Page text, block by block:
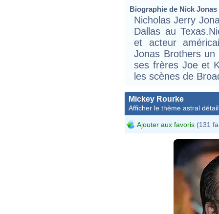
Biographie de Nick
Nicholas Jerry
Dallas au
et acteur
Jonas Brothers
ses frères Joe et
les scènes de
Mickey Rourke
Afficher le thème astral
Ajouter aux favoris (131